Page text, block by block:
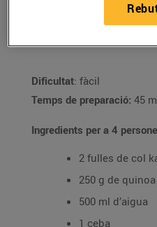
‘kale’ i
Dificultat: fàcil
Temps de preparació: 45
Ingredients per a 4
2 fulles de col
250 g de quinoa
500 ml d’aigua
1 ceba